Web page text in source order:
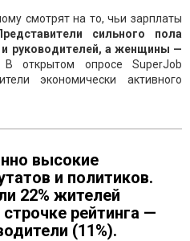
смотрят на то, чьи зарплаты
сильного пола
руководителей, а женщины —
В открытом опросе SuperJob
экономически активного
высокие
и политиков.
22% жителей
рейтинга —
(11%).